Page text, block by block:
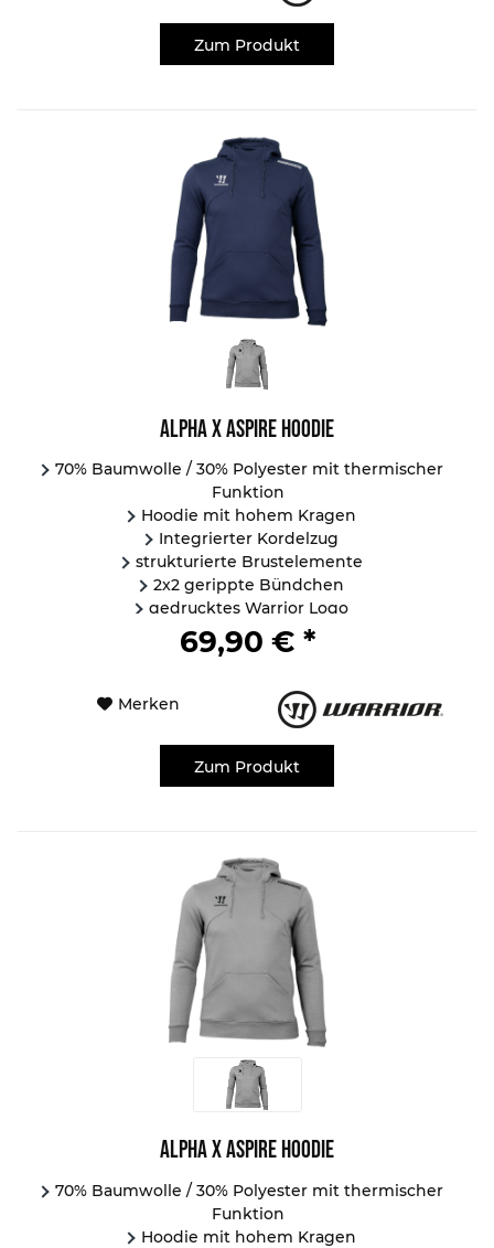
Zum Produkt
Alpha X Aspire Hoodie
70% Baumwolle / 30% Polyester mit thermischer
Funktion
Hoodie mit hohem Kragen
Integrierter Kordelzug
strukturierte Brustelemente
2x2 gerippte Bündchen
gedrucktes Warrior Logo
...
69,90 € *
Merken
Zum Produkt
Alpha X Aspire Hoodie
70% Baumwolle / 30% Polyester mit thermischer
Funktion
Hoodie mit hohem Kragen